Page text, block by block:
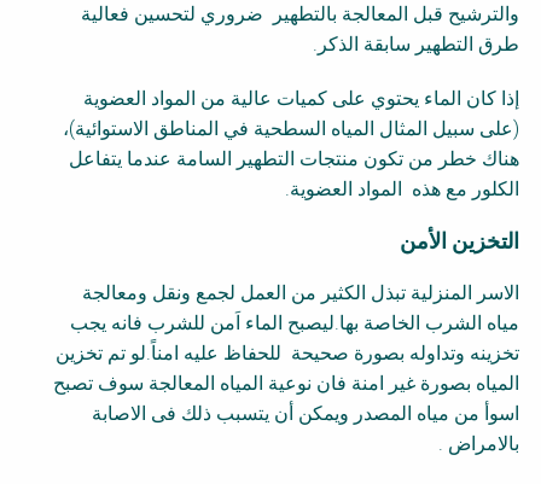
والترشيح قبل المعالجة بالتطهير ضروري لتحسين فعالية
طرق التطهير سابقة الذكر.
إذا كان الماء يحتوي على كميات عالية من المواد العضوية
(على سبيل المثال المياه السطحية في المناطق الاستوائية)،
هناك خطر من تكون منتجات التطهير السامة عندما يتفاعل
الكلور مع هذه المواد العضوية.
التخزين الأمن
الاسر المنزلية تبذل الكثير من العمل لجمع ونقل ومعالجة
مياه الشرب الخاصة بها.ليصبح الماء اَمن للشرب فانه يجب
تخزينه وتداوله بصورة صحيحة للحفاظ عليه امناً.لو تم تخزين
المياه بصورة غير امنة فان نوعية المياه المعالجة سوف تصبح
اسوأ من مياه المصدر ويمكن أن يتسبب ذلك فى الاصابة
بالامراض .